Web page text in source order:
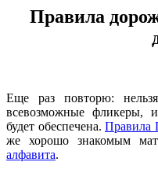
Правила
Еще раз повторю:
всевозможные фликеры,
будет обеспечена. Правила
же хорошо знакомым
алфавита.